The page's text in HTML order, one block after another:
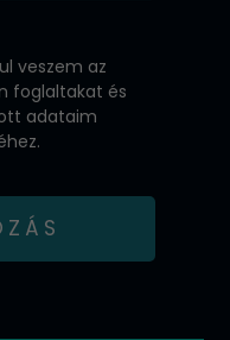
veszem az
foglaltakat és
adataim